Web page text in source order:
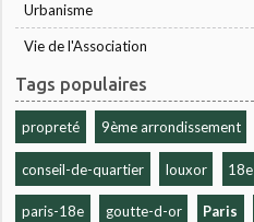
Urbanisme
Vie de l'Association
Tags populaires
propreté 9ème arrondissement
conseil-de-quartier louxor 18e
paris-18e goutte-d-or Paris